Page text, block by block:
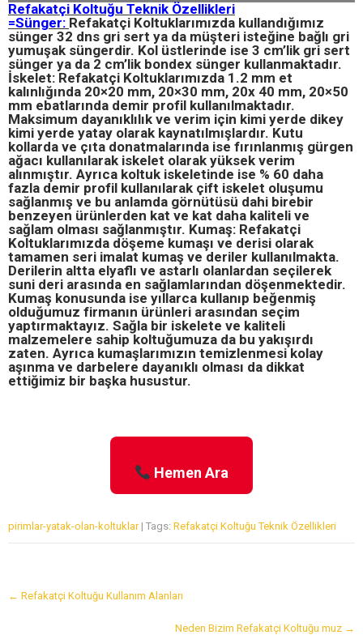
Refakatçi Koltuğu Teknik Özellikleri
=Sünger: Refakatçi Koltuklarımızda kullandığımız
sünger 32 dns gri sert ya da müşteri isteğine bağlı gri
yumuşak süngerdir. Kol üstlerinde ise 3 cm’lik gri sert
sünger ya da 2 cm’lik bondex sünger kullanmaktadır.
İskelet: Refakatçi Koltuklarımızda 1.2 mm et
kalınlığında 20×20 mm, 20×30 mm, 20x 40 mm, 20×50
mm ebatlarında demir profil kullanılmaktadır.
Maksimum dayanıklılık ve verim için kimi yerde dikey
kimi yerde yatay olarak kaynatılmışlardır. Kutu
kollarda ve çıta donatmalarında ise fırınlanmış gürgen
ağacı kullanılarak iskelet olarak yüksek verim
alınmıştır. Ayrıca koltuk iskeletinde ise % 60 daha
fazla demir profil kullanılarak çift iskelet oluşumu
sağlanmış ve bu anlamda görnütüsü dahi birebir
benzeyen ürünlerden kat ve kat daha kaliteli ve
sağlam olması sağlanmıştır. Kumaş: Refakatçi
Koltuklarımızda döşeme kumaşı ve derisi olarak
tamamen seri imalat kumaş ve deriler kullanılmakta.
Derilerin altta elyaflı ve astarlı olanlardan seçilerek
suni deri arasında en sağlamlarından döşenmektedir.
Kumaş konusunda ise yıllarca kullanıp beğenmiş
olduğumuz firmanın ürünleri arasından seçim
yaptırmaktayız. Sağla bir iskelete ve kaliteli
malzemelere sahip koltuğumuza da bu yakışırdı
zaten. Ayrıca kumaşlarımızın temizlenmesi kolay
aşınma ve darbelere dayanıklı olması da dikkat
ettiğimiz bir başka husustur.
Hemen Ara
pirimlar-yatak-olan-koltuklar | Tags: Refakatçi Koltuğu Teknik Özellikleri
Post
← Refakatçi Koltuğu Kullanım Alanları
Neden Bizim Refakatçi Koltuğu muz →